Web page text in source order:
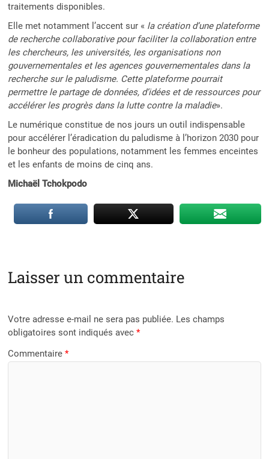
traitements disponibles.
Elle met notamment l’accent sur « la création d’une plateforme
de recherche collaborative pour faciliter la collaboration entre
les chercheurs, les universités, les organisations non
gouvernementales et les agences gouvernementales dans la
recherche sur le paludisme. Cette plateforme pourrait
permettre le partage de données, d’idées et de ressources pour
accélérer les progrès dans la lutte contre la maladie».
Le numérique constitue de nos jours un outil indispensable
pour accélérer l’éradication du paludisme à l’horizon 2030 pour
le bonheur des populations, notamment les femmes enceintes
et les enfants de moins de cinq ans.
Michaël Tchokpodo
Laisser un commentaire
Votre adresse e-mail ne sera pas publiée. Les champs
obligatoires sont indiqués avec*
Commentaire*